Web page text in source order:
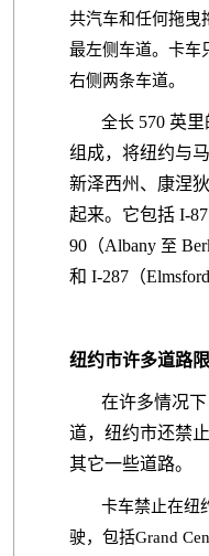
共汽车和任何拖曳
最左侧车道。卡车
右侧两条车道。
全长 570 英里
组成，将纽约与
新泽西州、康涅
起来。它包括 I-
90（Albany 至
和 I-287（
纽约市许多道路
在许多情况
道，纽约市还禁
其它一些道路。
卡车禁止在纽
驶，包括Grand